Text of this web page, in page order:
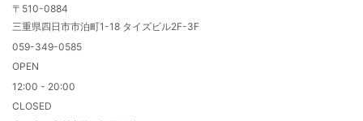
〒510-0884
三重県四日市市泊町1-18 タイズビル2F-3F
059-349-0585
OPEN
12:00 - 20:00
CLOSED